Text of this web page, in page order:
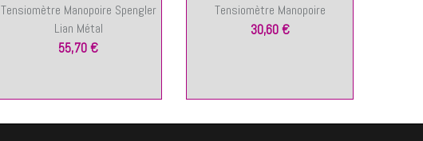
Tensiomètre Manopoire Spengler
Lian Métal
55,70 €
Tensiomètre Manopoire
30,60 €